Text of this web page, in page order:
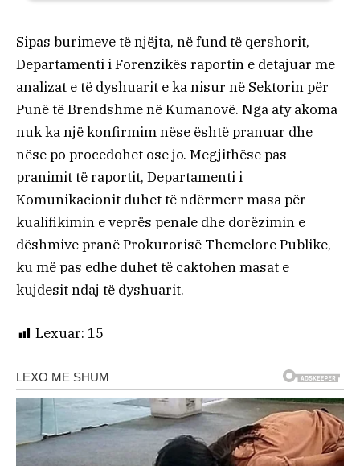
Sipas burimeve të njëjta, në fund të qershorit,
Departamenti i Forenzikës raportin e detajuar me
analizat e të dyshuarit e ka nisur në Sektorin për
Punë të Brendshme në Kumanovë. Nga aty akoma
nuk ka një konfirmim nëse është pranuar dhe
nëse po procedohet ose jo. Megjithëse pas
pranimit të raportit, Departamenti i
Komunikacionit duhet të ndërmerr masa për
kualifikimin e veprës penale dhe dorëzimin e
dëshmive pranë Prokurorisë Themelore Publike,
ku më pas edhe duhet të caktohen masat e
kujdesit ndaj të dyshuarit.
Lexuar: 15